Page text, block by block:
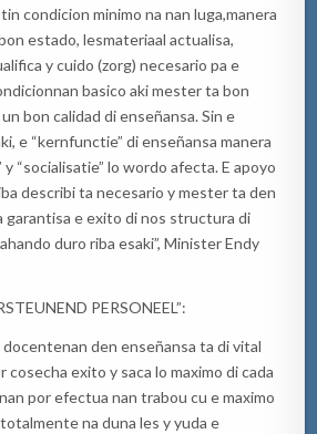
condicion minimo na nan luga,manera
estado, lesmateriaal actualisa,
alifica y cuido (zorg) necesario pae
basico aki mester ta bon
bon calidad di enseñansa.Sin e
, e “kernfunctie” di enseñansa manera
“socialisatie” lo wordo afecta.E apoyo
describi ta necesario y mester ta den
garantisa e exito di nos structura di
duro riba esaki”, Minister Endy
PERSONEEL”:
docentenan den enseñansa ta di vital
cosecha exito y saca lo maximo di cada
por efectua nan trabou cu e maximo
na duna les y yuda e